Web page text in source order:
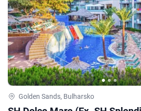
Golden Sands, Bulharsko